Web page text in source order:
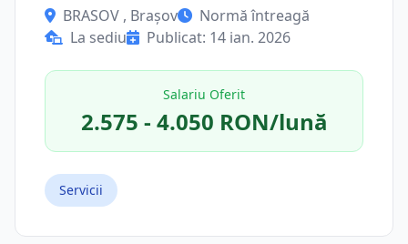
BRASOV , Brașov
Normă întreagă
La sediu
Publicat: 14 ian. 2026
Salariu Oferit
2.575 - 4.050 RON/lună
Servicii